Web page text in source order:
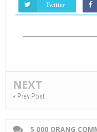
Twitter
NEXT
« Prev Post
5 000 ORANG